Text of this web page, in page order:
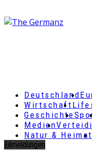
Deutschland
Wirtschaft
Geschichte
Medien
Natur & Heimat
Eilmeldungen